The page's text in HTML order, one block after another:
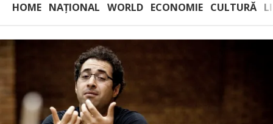
HOME NAȚIONAL WORLD ECONOMIE CULTURĂ